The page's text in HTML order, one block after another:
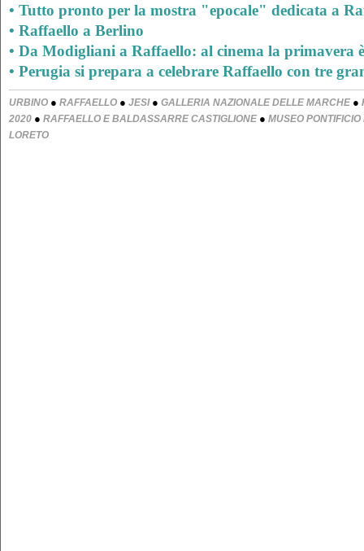
• Tutto pronto per la mostra "epocale" dedicata a
• Raffaello a Berlino
• Da Modigliani a Raffaello: al cinema la primavera
• Perugia si prepara a celebrare Raffaello con tre
URBINO ● RAFFAELLO ● JESI● GALLERIA NAZIONALE DELLE MARCHE ●
2020 ● RAFFAELLO E BALDASSARRE CASTIGLIONE ● MUSEO
LORETO